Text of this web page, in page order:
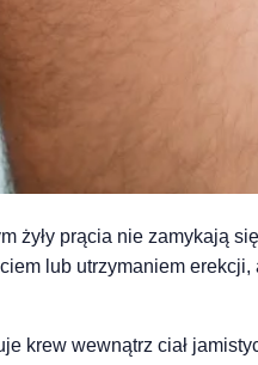
żyły prącia nie zamykają
lub utrzymaniem
krew wewnątrz ciał